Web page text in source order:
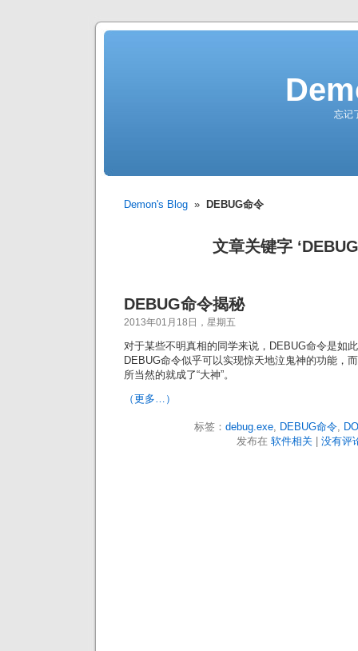
忘记
Demon's Blog » DEBUG命令
文章关键字
DEBUG命令揭秘
2013年01月18日，星期五
对于某些不明真相的同学来说，DEBUG命令是如
DEBUG命令似乎可以实现惊天地泣鬼神的功能，
所当然的就成了“大神”。
（更多…）
标签： debug.exe, DEBUG命令,
发布在 软件相关| 没有评